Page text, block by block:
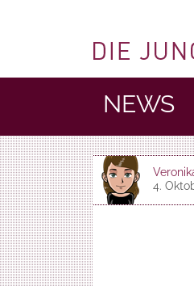
NEWS
4.